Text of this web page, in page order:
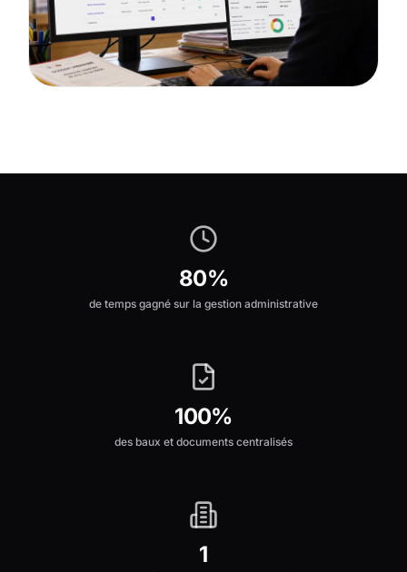
80%
de temps gagné sur la gestion administrative
100%
des baux et documents centralisés
1